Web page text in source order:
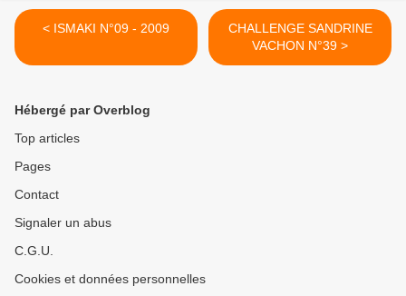
< ISMAKI N°09 - 2009
CHALLENGE SANDRINE
VACHON N°39 >
Hébergé par Overblog
Top articles
Pages
Contact
Signaler un abus
C.G.U.
Cookies et données personnelles